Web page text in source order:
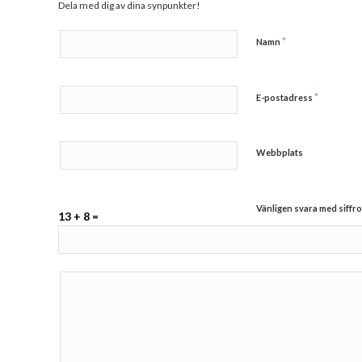
Dela med dig av dina synpunkter!
Namn *
E-postadress *
Webbplats
Vänligen svara med
13 + 8 =